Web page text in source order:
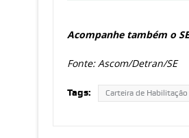
Acompanhe também o
Fonte: Ascom/Detran/SE
Tags: Carteira de Habilitação